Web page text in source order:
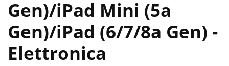
Gen)/iPad Mini (5a
Gen)/iPad (6/7/8a Gen) -
Elettronica